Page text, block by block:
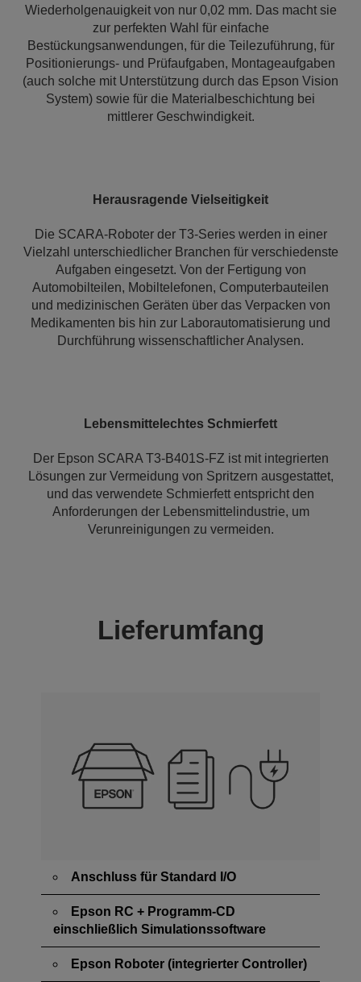
Wiederholgenauigkeit von nur 0,02 mm. Das macht sie
zur perfekten Wahl für einfache
Bestückungsanwendungen, für die Teilezuführung, für
Positionierungs- und Prüfaufgaben, Montageaufgaben
(auch solche mit Unterstützung durch das Epson Vision
System) sowie für die Materialbeschichtung bei
mittlerer Geschwindigkeit.
Herausragende Vielseitigkeit
Die SCARA-Roboter der T3-Series werden in einer
Vielzahl unterschiedlicher Branchen für verschiedenste
Aufgaben eingesetzt. Von der Fertigung von
Automobilteilen, Mobiltelefonen, Computerbauteilen
und medizinischen Geräten über das Verpacken von
Medikamenten bis hin zur Laborautomatisierung und
Durchführung wissenschaftlicher Analysen.
Lebensmittelechtes Schmierfett
Der Epson SCARA T3-B401S-FZ ist mit integrierten
Lösungen zur Vermeidung von Spritzern ausgestattet,
und das verwendete Schmierfett entspricht den
Anforderungen der Lebensmittelindustrie, um
Verunreinigungen zu vermeiden.
Lieferumfang
Anschluss für Standard I/O
Epson RC + Programm-CD
einschließlich Simulationssoftware
Epson Roboter (integrierter Controller)